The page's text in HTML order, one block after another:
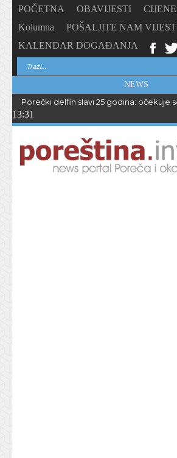
POČETNA OBAVIJESTI
Kolumna
POŠALJITE NAM VIJEST
KALENDAR DOGAĐANJA
NEWS
Porečki delfin slavi 25 godina: očekuje
13:31